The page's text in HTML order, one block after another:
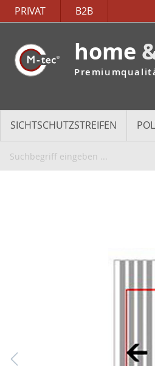
PRIVAT B2B
home
SICHTSCHUTZSTREIFEN